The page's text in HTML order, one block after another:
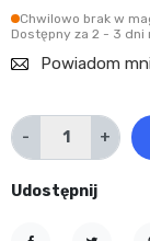
Chwilowo brak w
Dostępny za 2 - 3 dni
Powiadom
- +
Udostępnij